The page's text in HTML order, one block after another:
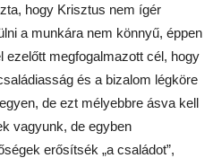
hogy Krisztus nem ígér
a munkára nem könnyű, éppen
megfogalmazott cél, hogy
és a bizalom légköre
de ezt mélyebbre ásva kell
vagyunk, de egyben
erősítsék „a családot”,